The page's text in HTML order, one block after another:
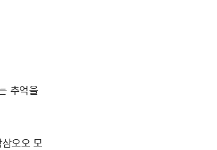
추억을
오오 모